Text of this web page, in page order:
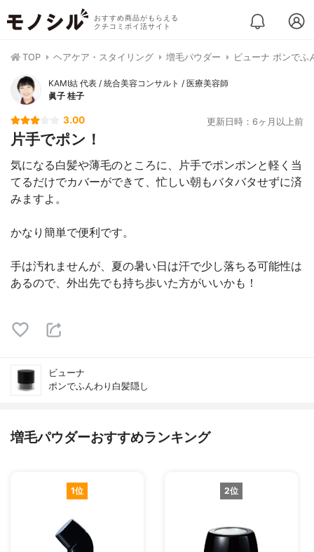
おすすめ商品がもらえる
クチコミポイ活サイト
TOP ヘアケア・スタイリング 増毛パウダー ビューナ ポンでふ
KAMI結 代表 / 統合美容コンサルト / 医療美容師
眞子 桂子
3.00 更新日時：6ヶ月以上前
片手でポン！
気になる白髪や薄毛のところに、片手でポンポンと軽く当
てるだけでカバーができて、忙しい朝もバタバタせずに済
みますよ。
かなり簡単で便利です。
手は汚れませんが、夏の暑い日は汗で少し落ちる可能性は
あるので、外出先でも持ち歩いた方がいいかも！
ビューナ
ポンでふんわり白髪隠し
増毛パウダーおすすめランキング
1位 2位